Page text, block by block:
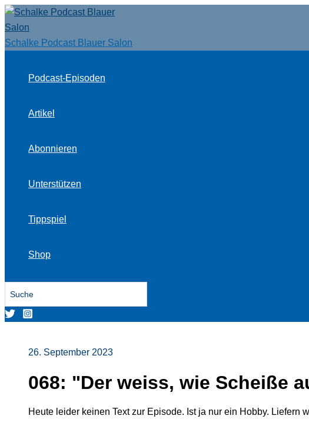
Zum
Inhalt
springen
Schalke Podcast Blauer Salon
Podcast-Episoden
Artikel
Abonnieren
Unterstützen
Tippspiel
Shop
for:
26. September 2023
068: "Der weiss, wie Scheiße
Heute leider keinen Text zur Episode. Ist ja nur ein Hobby. Liefern